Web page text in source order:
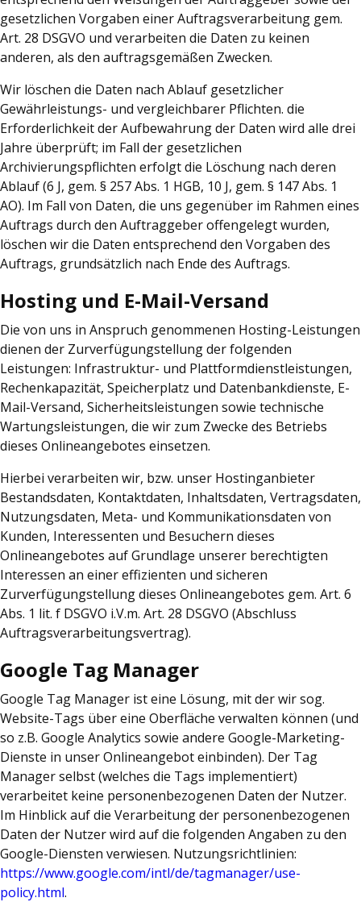
gesetzlichen Vorgaben einer Auftragsverarbeitung gem.
Art. 28 DSGVO und verarbeiten die Daten zu keinen
anderen, als den auftragsgemäßen Zwecken.
Wir löschen die Daten nach Ablauf gesetzlicher
Gewährleistungs- und vergleichbarer Pflichten. die
Erforderlichkeit der Aufbewahrung der Daten wird alle drei
Jahre überprüft; im Fall der gesetzlichen
Archivierungspflichten erfolgt die Löschung nach deren
Ablauf (6 J, gem. § 257 Abs. 1 HGB, 10 J, gem. § 147 Abs. 1
AO). Im Fall von Daten, die uns gegenüber im Rahmen eines
Auftrags durch den Auftraggeber offengelegt wurden,
löschen wir die Daten entsprechend den Vorgaben des
Auftrags, grundsätzlich nach Ende des Auftrags.
Hosting und E-Mail-Versand
Die von uns in Anspruch genommenen Hosting-Leistungen
dienen der Zurverfügungstellung der folgenden
Leistungen: Infrastruktur- und Plattformdienstleistungen,
Rechenkapazität, Speicherplatz und Datenbankdienste, E-
Mail-Versand, Sicherheitsleistungen sowie technische
Wartungsleistungen, die wir zum Zwecke des Betriebs
dieses Onlineangebotes einsetzen.
Hierbei verarbeiten wir, bzw. unser Hostinganbieter
Bestandsdaten, Kontaktdaten, Inhaltsdaten, Vertragsdaten,
Nutzungsdaten, Meta- und Kommunikationsdaten von
Kunden, Interessenten und Besuchern dieses
Onlineangebotes auf Grundlage unserer berechtigten
Interessen an einer effizienten und sicheren
Zurverfügungstellung dieses Onlineangebotes gem. Art. 6
Abs. 1 lit. f DSGVO i.V.m. Art. 28 DSGVO (Abschluss
Auftragsverarbeitungsvertrag).
Google Tag Manager
Google Tag Manager ist eine Lösung, mit der wir sog.
Website-Tags über eine Oberfläche verwalten können (und
so z.B. Google Analytics sowie andere Google-Marketing-
Dienste in unser Onlineangebot einbinden). Der Tag
Manager selbst (welches die Tags implementiert)
verarbeitet keine personenbezogenen Daten der Nutzer.
Im Hinblick auf die Verarbeitung der personenbezogenen
Daten der Nutzer wird auf die folgenden Angaben zu den
Google-Diensten verwiesen. Nutzungsrichtlinien:
https://www.google.com/intl/de/tagmanager/use-
policy.html.